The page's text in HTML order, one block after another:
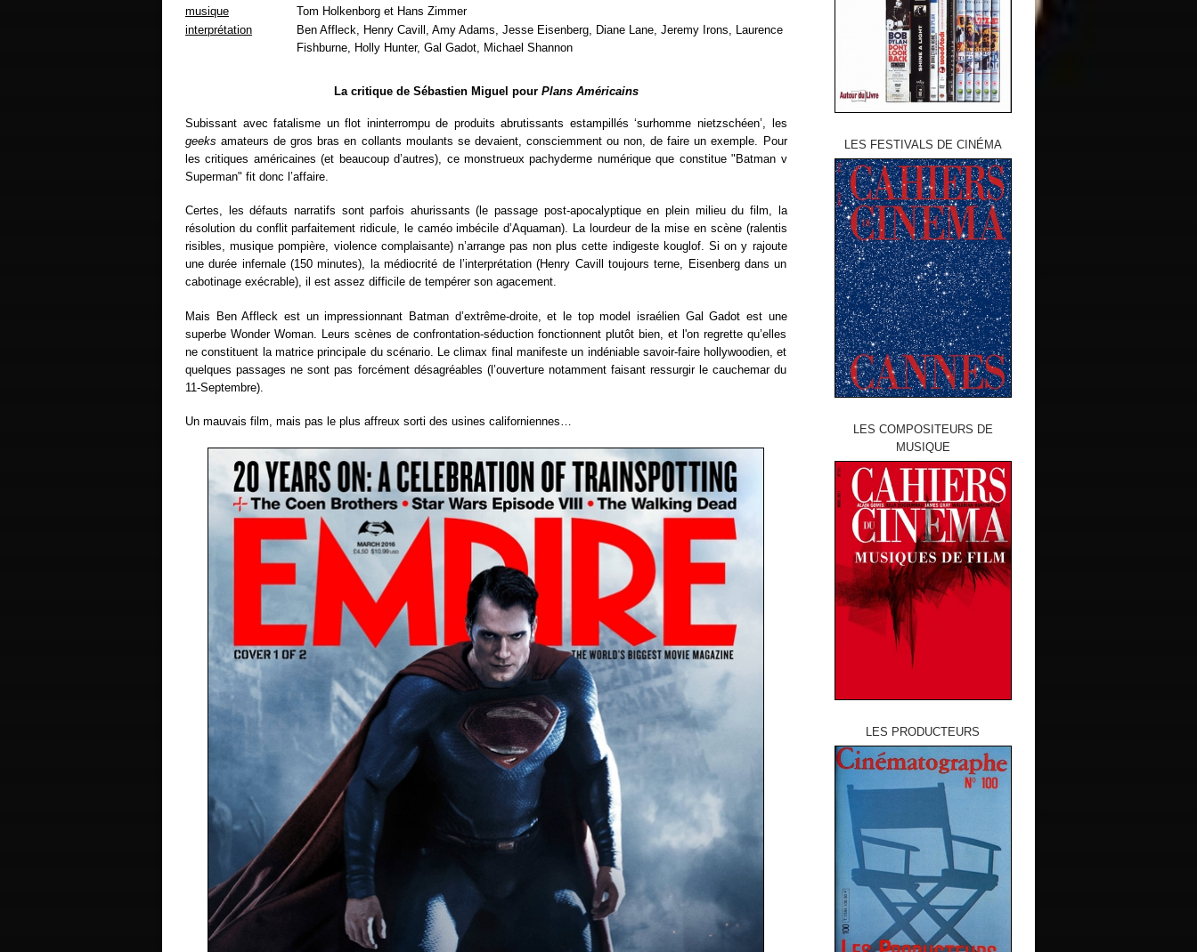
musique
Tom Holkenborg et Hans Zimmer
interprétation
Ben Affleck, Henry Cavill, Amy Adams, Jesse Eisenberg, Diane Lane, Jeremy Irons, Laurence
Fishburne, Holly Hunter, Gal Gadot, Michael Shannon
La critique de Sébastien Miguel pour Plans Américains
Subissant avec fatalisme un flot ininterrompu de produits abrutissants estampillés ‘surhomme nietzschéen’, les
geeks amateurs de gros bras en collants moulants se devaient, consciemment ou non, de faire un exemple. Pour
les critiques américaines (et beaucoup d’autres), ce monstrueux pachyderme numérique que constitue "Batman v
Superman" fit donc l’affaire.
Certes, les défauts narratifs sont parfois ahurissants (le passage post-apocalyptique en plein milieu du film, la
résolution du conflit parfaitement ridicule, le caméo imbécile d’Aquaman). La lourdeur de la mise en scène (ralentis
risibles, musique pompière, violence complaisante) n’arrange pas non plus cette indigeste kouglof. Si on y rajoute
une durée infernale (150 minutes), la médiocrité de l’interprétation (Henry Cavill toujours terne, Eisenberg dans un
cabotinage exécrable), il est assez difficile de tempérer son agacement.
Mais Ben Affleck est un impressionnant Batman d’extrême-droite, et le top model israélien Gal Gadot est une
superbe Wonder Woman. Leurs scènes de confrontation-séduction fonctionnent plutôt bien, et l'on regrette qu’elles
ne constituent la matrice principale du scénario. Le climax final manifeste un indéniable savoir-faire hollywoodien, et
quelques passages ne sont pas forcément désagréables (l’ouverture notamment faisant ressurgir le cauchemar du
11-Septembre).
Un mauvais film, mais pas le plus affreux sorti des usines californiennes…
LES FESTIVALS DE CINÉMA
LES COMPOSITEURS DE
MUSIQUE
LES PRODUCTEURS